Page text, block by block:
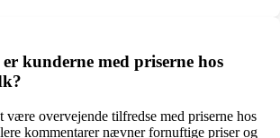
kunderne med priserne hos
være overvejende tilfredse med priserne hos
kommentarer nævner fornuftige priser og